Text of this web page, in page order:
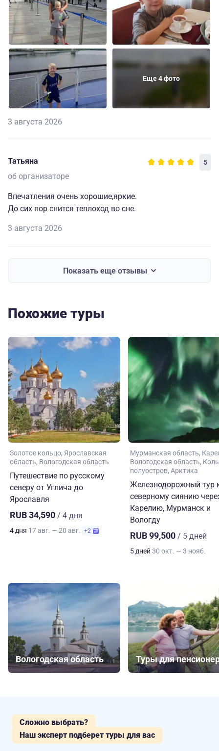
Еще 4 фото
3 августа 2026
Татьяна 5
об организаторе
Впечатления очень хорошие,яркие.
До сих пор снится теплоход во сне.
3 августа 2026
Показать еще отзывы
Похожие туры
Золотое кольцо Ярославская
область Вологодская область
Путешествие по русскому
северу от Углича до
Ярославля
RUB 34,590 / 4 дня
4 дня 17 авг. — 20 авг. +2
Мурманская область
Вологодская область
полуостров Арктика
Железнодорожный тур
северному сиянию
Карелию, Мурманск и
Вологду
RUB 99,500 / 5 дней
5 дней 30 окт. — 3 нояб.
Вологодская область Туры для
Сложно выбрать?
Наш эксперт подберет туры для вас